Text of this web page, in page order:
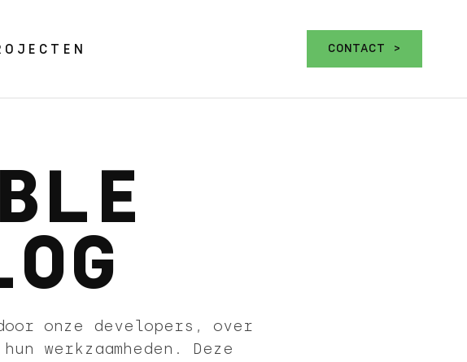
CONTACT >
onze developers, over
werkzaamheden. Deze